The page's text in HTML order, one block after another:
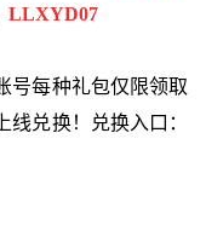
LLXYD07
号每种礼包仅限领取
兑换！兑换入口：